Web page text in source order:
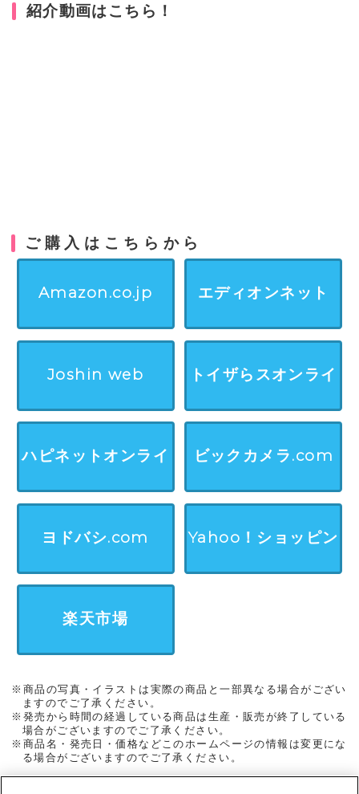
紹介動画はこちら！
ご購入はこちらから
Amazon.co.jp エディオンネット
Joshin web トイザらスオンライ
ハピネットオンライ
ビックカメラ.com
ヨドバシ.com Yahoo！ショッピン
楽天市場
※商品の写真・イラストは実際の商品と一部異なる場合がござい
ますのでご了承ください。
※発売から時間の経過している商品は生産・販売が終了している
場合がございますのでご了承ください。
※商品名・発売日・価格などこのホームページの情報は変更にな
る場合がございますのでご了承ください。